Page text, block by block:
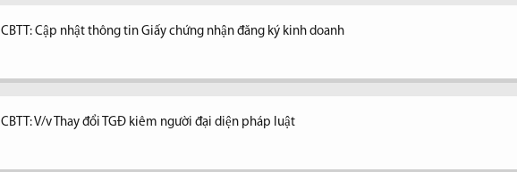
CBTT: Cập nhật thông tin Giấy chứng nhận đăng ký kinh doanh
CBTT: V/v Thay đổi TGĐ kiêm người đại diện pháp luật